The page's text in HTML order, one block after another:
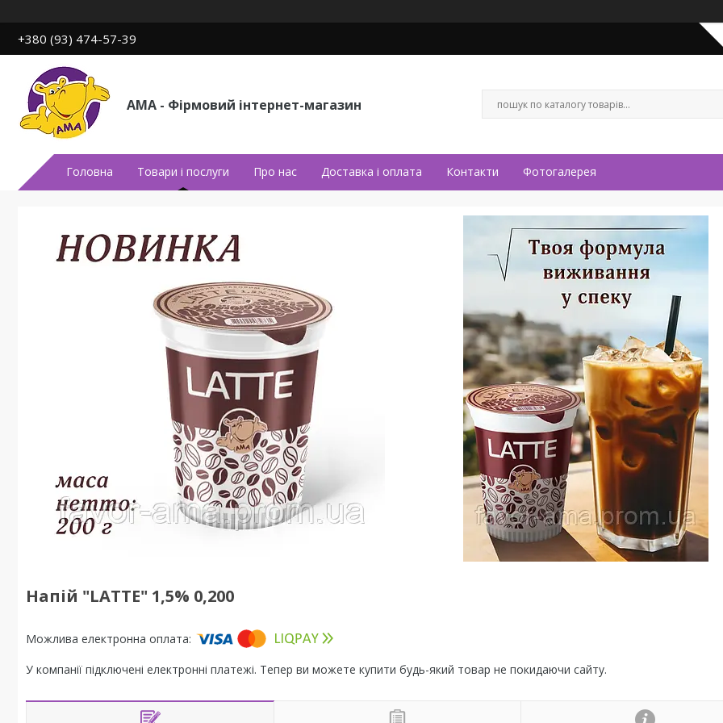
+380 (93) 474-57-39
АМА - Фірмовий інтернет-магазин
Головна Товари і послуги Про нас Доставка і оплата Контакти Фотогалерея
Напій "LATTE" 1,5% 0,200
У компанії підключені електронні платежі. Тепер ви можете купити будь-який товар не покидаючи сайту.